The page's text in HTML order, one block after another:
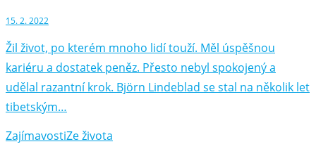
15. 2. 2022
Žil život, po kterém mnoho lidí touží. Měl úspěšnou
kariéru a dostatek peněz. Přesto nebyl spokojený a
udělal razantní krok. Björn Lindeblad se stal na několik let
tibetským…
ZajímavostiZe života